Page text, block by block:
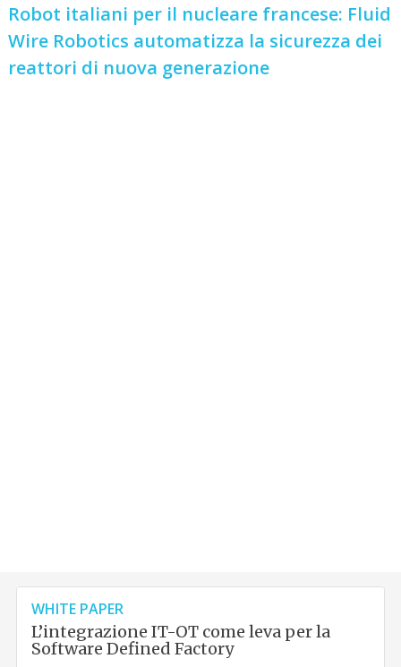
Robot italiani per il nucleare francese: Fluid
Wire Robotics automatizza la sicurezza dei
reattori di nuova generazione
WHITE PAPER
L’integrazione IT-OT come leva per la
Software Defined Factory